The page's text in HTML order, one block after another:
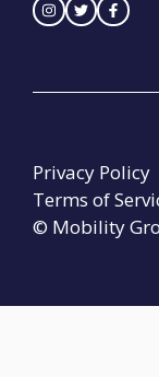
© Mobility
Privacy Policy
Terms of